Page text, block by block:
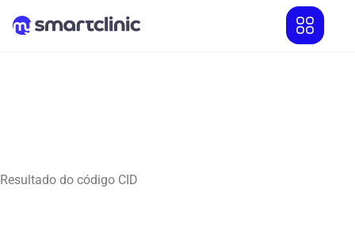
Resultado do código CID